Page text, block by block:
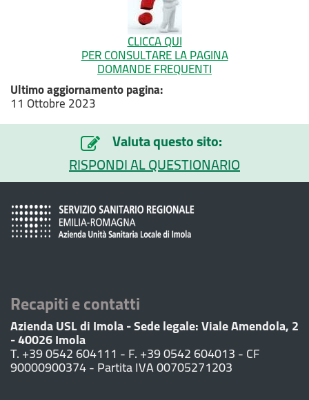
CLICCA QUI
PER CONSULTARE LA PAGINA
DOMANDE FREQUENTI
Ultimo aggiornamento pagina:
11 Ottobre 2023
Valuta questo sito:
RISPONDI AL QUESTIONARIO
Recapiti e contatti
Azienda USL di Imola - Sede legale: Viale Amendola, 2
- 40026 Imola
T. +39 0542 604111 - F. +39 0542 604013 - CF
90000900374 - Partita IVA 00705271203